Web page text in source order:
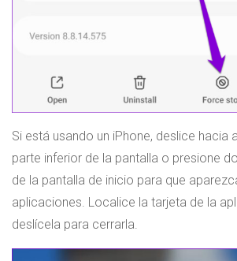
Si está usando un iPhone, deslice hacia
parte inferior de la pantalla o presione
de la pantalla de inicio para que
aplicaciones. Localice la tarjeta de la
deslícela para cerrarla.